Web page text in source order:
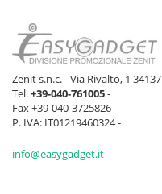
Zenit s.n.c. - Via Rivalto, 1 34137
Tel.+39-040-761005-
Fax +39-040-3725826 -
P. IVA: IT01219460324 -
info@easygadget.it